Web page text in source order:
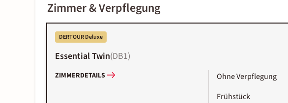
Zimmer & Verpflegung
DERTOUR Deluxe
Essential Twin(DB1)
ZIMMERDETAILS Ohne Verpflegung
Frühstück